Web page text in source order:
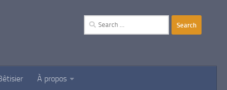
Search
for:
À propos